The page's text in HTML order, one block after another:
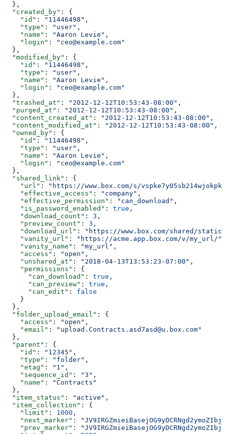
  },
  "created_by"
: {
    "id"
: "11446498" ,
    "type"
: "user" ,
    "name"
: "Aaron Levie" ,
    "login"
:
"ceo@example.com"
  },
  "modified_by"
: {
    "id"
: "11446498" ,
    "type"
: "user" ,
    "name"
: "Aaron Levie" ,
    "login"
:
"ceo@example.com"
  },
  "trashed_at"
: "2012-12-12T10:53:43-08:00" ,
  "purged_at"
: "2012-12-12T10:53:43-08:00" ,
  "content_created_at"
: "2012-12-12T10:53:43-08:00" ,
  "content_modified_at"
: "2012-12-12T10:53:43-08:00" ,
  "owned_by"
: {
    "id"
: "11446498" ,
    "type"
: "user" ,
    "name"
: "Aaron Levie" ,
    "login"
:
"ceo@example.com"
  },
  "shared_link"
: {
    "url"
:
"https://www.box.com/s/vspke7y05sb214wjokpk"
    "effective_access"
: "company" ,
    "effective_permission"
: "can_download" ,
    "is_password_enabled"
: true ,
    "download_count"
: 3 ,
    "preview_count"
: 3 ,
    "download_url"
:
"https://www.box.com/shared/
    "vanity_url"
: "https://acme.app.box.com/v/my_url/"
    "vanity_name"
: "my_url" ,
    "access"
: "open" ,
    "unshared_at"
: "2018-04-13T13:53:23-07:00" ,
    "permissions"
: {
      "can_download"
: true ,
      "can_preview"
: true ,
      "can_edit"
: false
    }
  },
  "folder_upload_email"
: {
    "access"
: "open" ,
    "email"
:
"upload.Contracts.asd7asd@u.box.com"
  },
  "parent"
: {
    "id"
: "12345" ,
    "type"
: "folder" ,
    "etag"
: "1" ,
    "sequence_id"
: "3" ,
    "name"
:
"Contracts"
  },
  "item_status"
: "active" ,
  "item_collection"
: {
    "limit"
: 1000 ,
    "next_marker"
:
    "prev_marker"
: